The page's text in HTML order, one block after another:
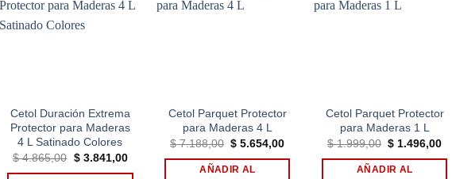
Cetol Duración Extrema
Protector para Maderas
4 L Satinado Colores
$4.865,00 El
$3.841,00El
Cetol Parquet Protector
para Maderas 4 L
$7.188,00 El
original
era:
$ 5.654,00El
AÑADIR AL
Cetol Parquet Protector
para Maderas 1 L
$1.999,00 El
original
era:
$ 1.496,00El
AÑADIR AL